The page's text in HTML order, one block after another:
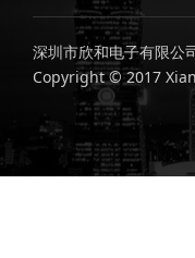
深圳市欣和电子有限公
Copyright © 2017